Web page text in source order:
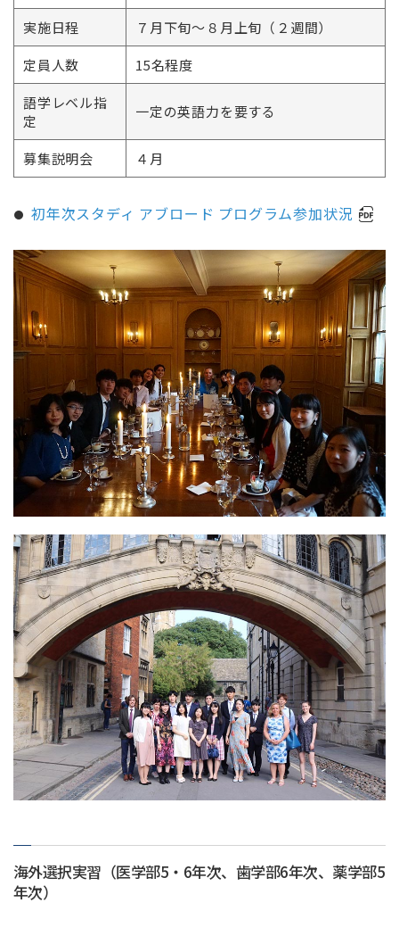
実施日程
７月下旬～８月上旬（２週間）
定員人数
15名程度
語学レベル指
定
一定の英語力を要する
募集説明会 ４月
初年次スタディ アブロード プログラム参加状況
海外選択実習（医学部5・6年次、歯学部6年次、薬学部5
年次）